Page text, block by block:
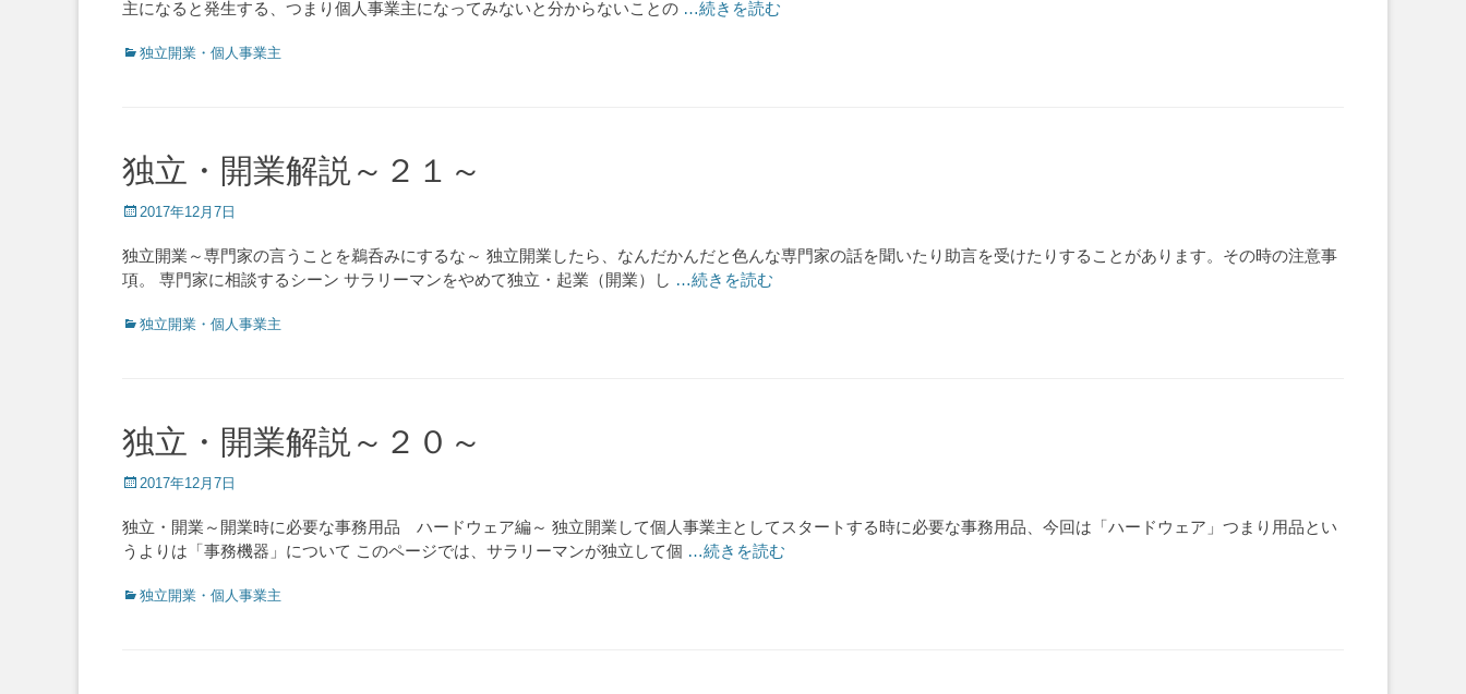
主になると発生する、つまり個人事業主になってみないと分からないことの …続きを読む
Categories
独立開業・個人事業主
独立・開業解説～２１～
Posted
2017年12月7日
独立開業～専門家の言うことを鵜呑みにするな～ 独立開業したら、なんだかんだと色んな専門家の話を聞いたり助言を受けたりすることがあります。その時の注意事
項。 専門家に相談するシーン サラリーマンをやめて独立・起業（開業）し …続きを読む
Categories
独立開業・個人事業主
独立・開業解説～２０～
Posted
2017年12月7日
独立・開業～開業時に必要な事務用品 ハードウェア編～ 独立開業して個人事業主としてスタートする時に必要な事務用品、今回は「ハードウェア」つまり用品とい
うよりは「事務機器」について このページでは、サラリーマンが独立して個 …続きを読む
Categories
独立開業・個人事業主